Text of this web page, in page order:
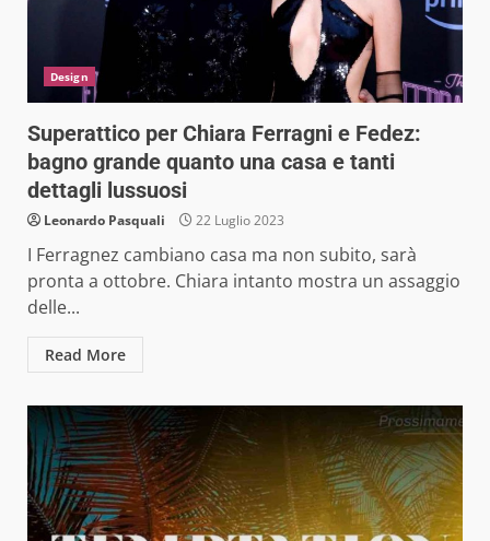
Design
Superattico per Chiara Ferragni e Fedez:
bagno grande quanto una casa e tanti
dettagli lussuosi
Leonardo Pasquali 22 Luglio 2023
I Ferragnez cambiano casa ma non subito, sarà
pronta a ottobre. Chiara intanto mostra un assaggio
delle...
Read More